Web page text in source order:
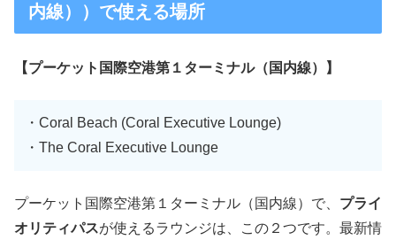
内線））で使える場所
【プーケット国際空港第１ターミナル（国内線）】
・Coral Beach (Coral Executive Lounge)
・The Coral Executive Lounge
プーケット国際空港第１ターミナル（国内線）で、 プライ
オリティパスが使えるラウンジは、この２つです。最新情